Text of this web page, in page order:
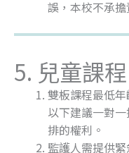
誤，本校不承擔
5. 兒童課程
雙板課程最低
以下建議一對
排的權利。
監護人需提供